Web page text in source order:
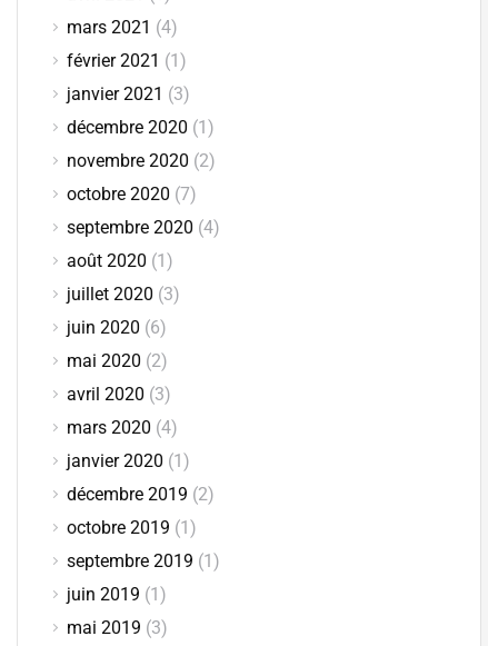
mars 2021 (4)
février 2021 (1)
janvier 2021 (3)
décembre 2020 (1)
novembre 2020 (2)
octobre 2020 (7)
septembre 2020 (4)
août 2020 (1)
juillet 2020 (3)
juin 2020 (6)
mai 2020 (2)
avril 2020 (3)
mars 2020 (4)
janvier 2020 (1)
décembre 2019 (2)
octobre 2019 (1)
septembre 2019 (1)
juin 2019 (1)
mai 2019 (3)